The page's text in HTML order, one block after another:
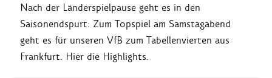
Nach der Länderspielpause geht es in den
Saisonendspurt: Zum Topspiel am Samstagabend
geht es für unseren VfB zum Tabellenvierten aus
Frankfurt. Hier die Highlights.